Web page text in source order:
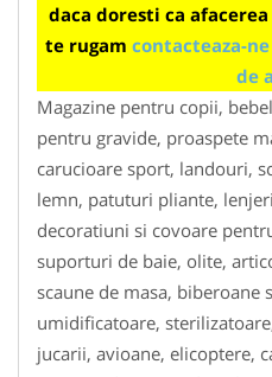
daca doresti ca
te rugam contacteaza-
de
Magazine pentru copii,
pentru gravide, proaspete
carucioare sport, landouri,
lemn, patuturi pliante,
decoratiuni si covoare
suporturi de baie, olite,
scaune de masa, biberoane
umidificatoare,
jucarii, avioane, elicoptere,